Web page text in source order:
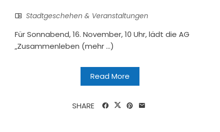
Stadtgeschehen & Veranstaltungen
Für Sonnabend, 16. November, 10 Uhr, lädt die AG
„Zusammenleben (mehr …)
Read More
SHARE